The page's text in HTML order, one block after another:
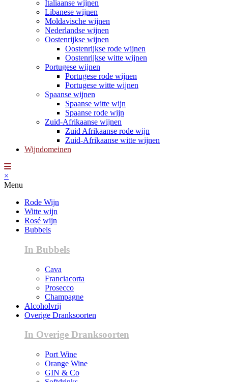
Italiaanse wijnen
Libanese wijnen
Moldavische wijnen
Nederlandse wijnen
Oostenrijkse wijnen
Oostenrijkse rode wijnen
Oostenrijkse witte wijnen
Portugese wijnen
Portugese rode wijnen
Portugese witte wijnen
Spaanse wijnen
Spaanse witte wijn
Spaanse rode wijn
Zuid-Afrikaanse wijnen
Zuid Afrikaanse rode wijn
Zuid-Afrikaanse witte wijnen
Wijndomeinen
×
Menu
Rode Wijn
Witte wijn
Rosé wijn
Bubbels
In Bubbels
Cava
Franciacorta
Prosecco
Champagne
Alcoholvrij
Overige Dranksoorten
In Overige Dranksoorten
Port Wine
Orange Wine
GIN & Co